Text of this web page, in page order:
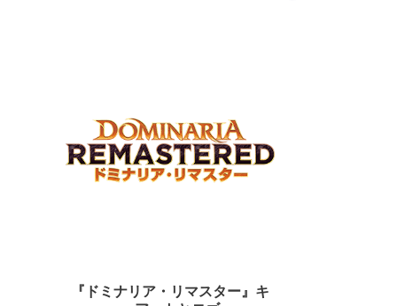
『ドミナリア・リマスター』キ